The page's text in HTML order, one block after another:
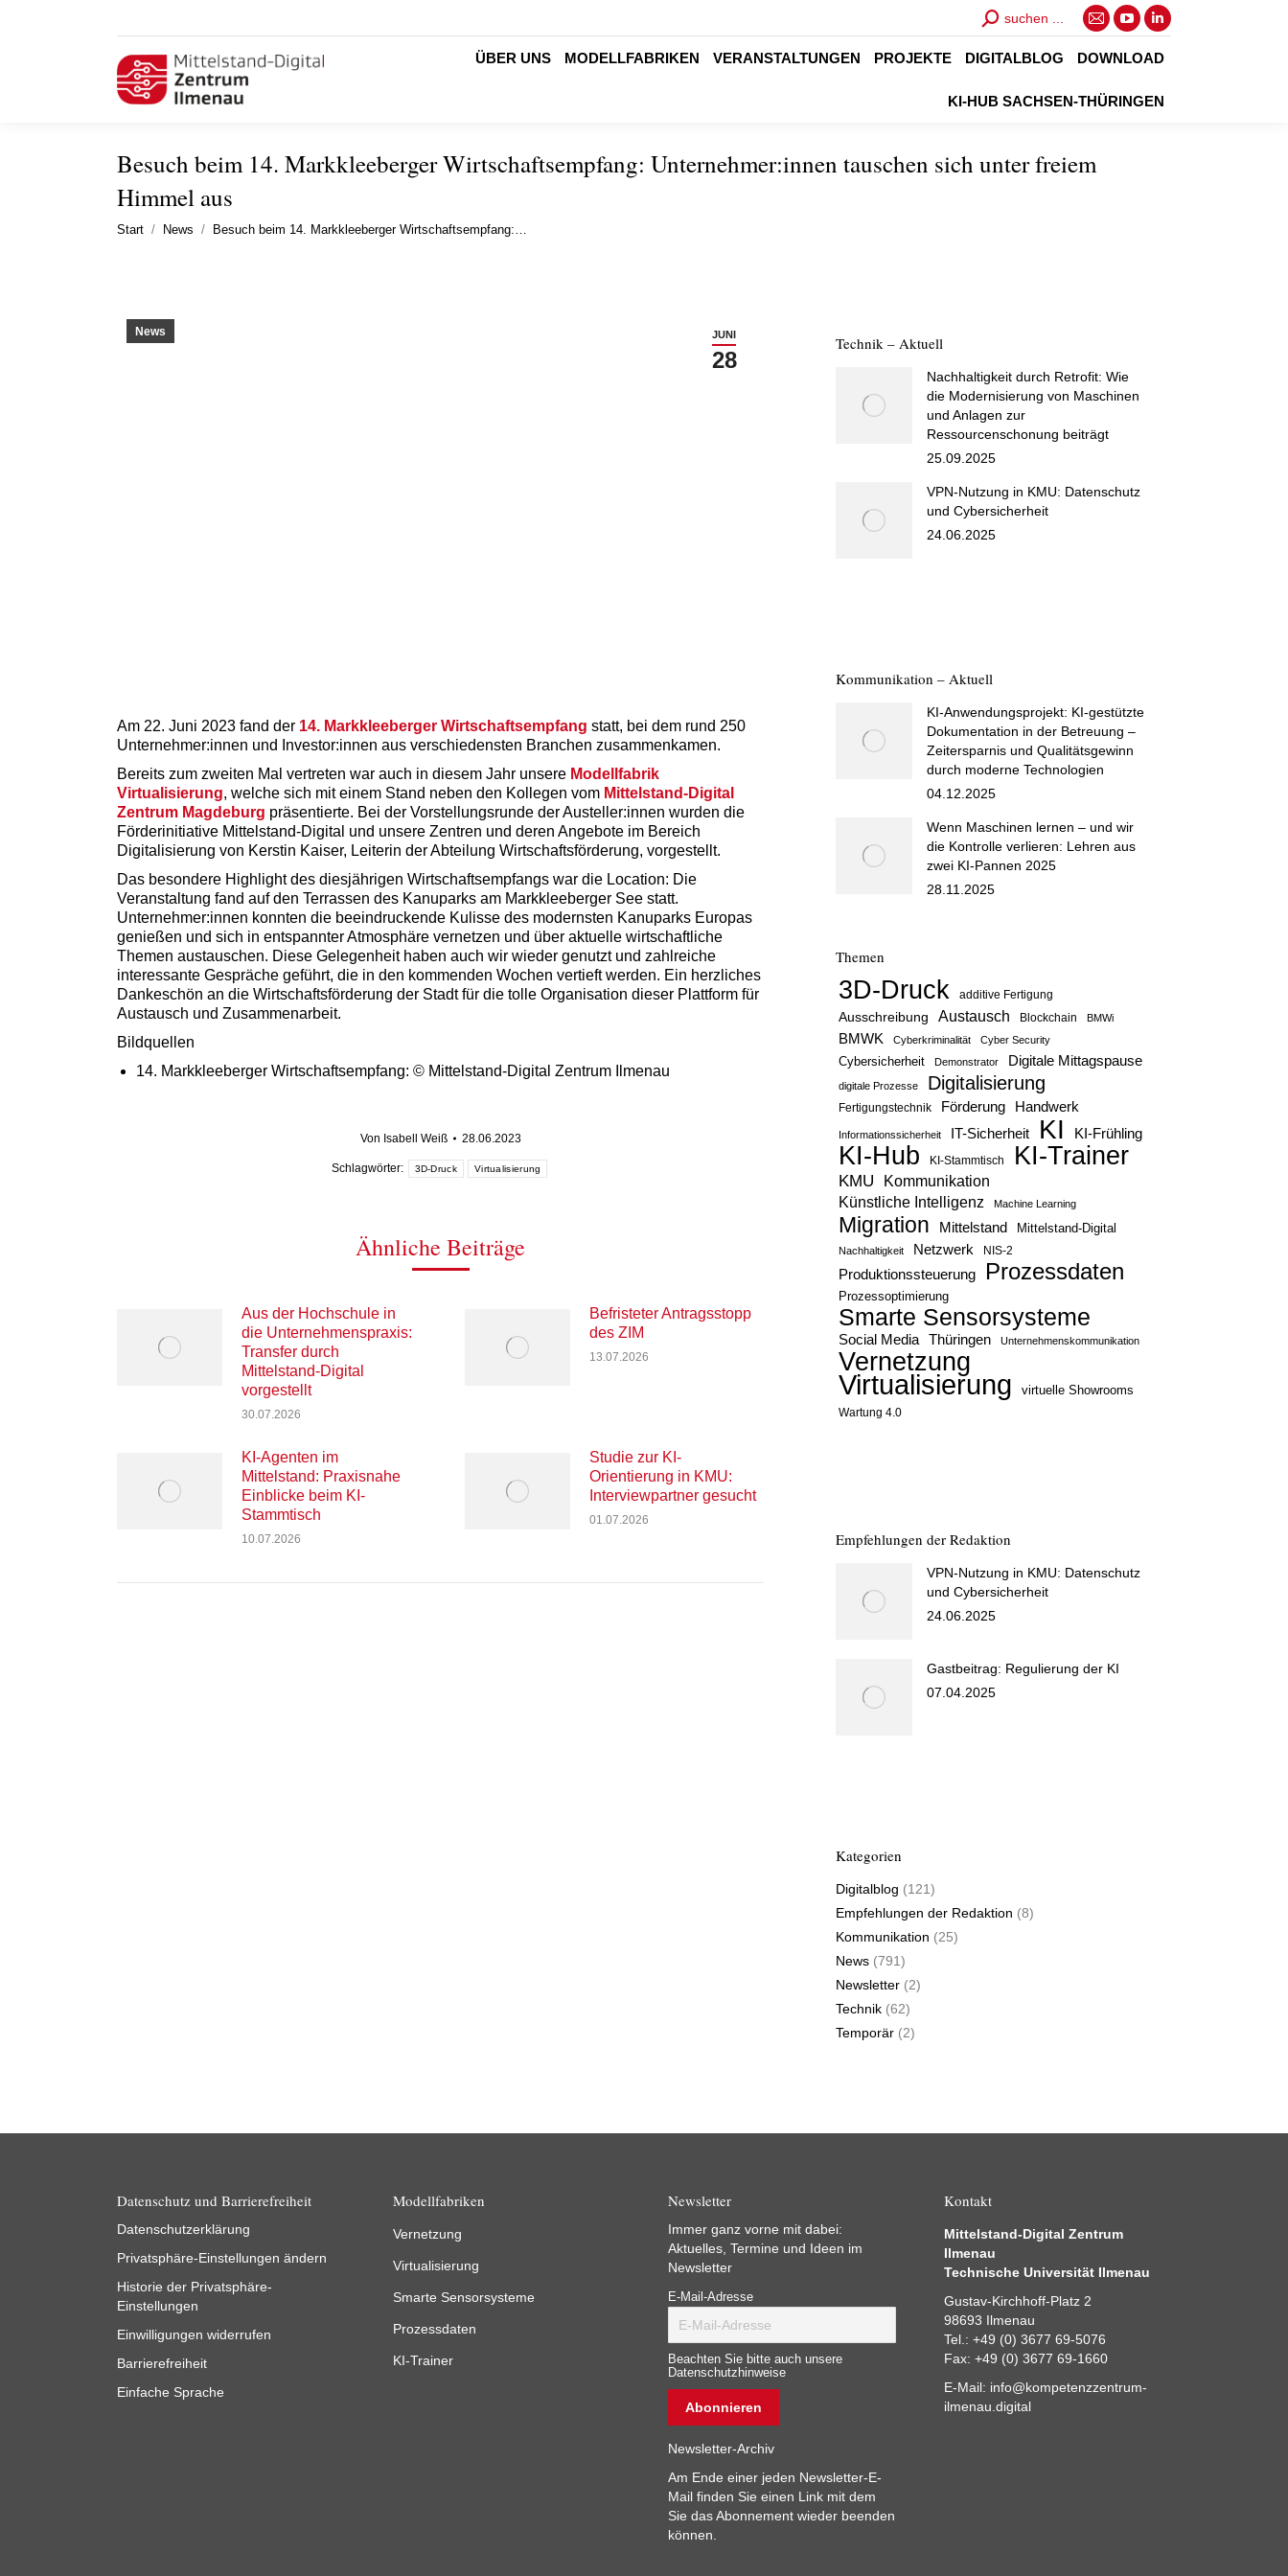
Search:
suchen ...
E-
Mail
opens
new
YouTube
page
in
Linkedin
page
in
ÜBER UNS MODELLFABRIKEN VERANSTALTUNGEN PROJEKTE DIGITALBLOG DOWNLOAD
KI-HUB SACHSEN-THÜRINGEN
Besuch beim 14. Markkleeberger Wirtschaftsempfang: Unternehmer:innen tauschen sich unter freiem
Himmel aus
Sie befinden sich hier:
Start News Besuch beim 14. Markkleeberger Wirtschaftsempfang:…
JUNI
28
News
Am 22. Juni 2023 fand der 14. Markkleeberger Wirtschaftsempfang statt, bei dem rund 250
Unternehmer:innen und Investor:innen aus verschiedensten Branchen zusammenkamen.
Bereits zum zweiten Mal vertreten war auch in diesem Jahr unsere Modellfabrik
Virtualisierung, welche sich mit einem Stand neben den Kollegen vom Mittelstand-Digital
Zentrum Magdeburg präsentierte. Bei der Vorstellungsrunde der Austeller:innen wurden die
Förderinitiative Mittelstand-Digital und unsere Zentren und deren Angebote im Bereich
Digitalisierung von Kerstin Kaiser, Leiterin der Abteilung Wirtschaftsförderung, vorgestellt.
Das besondere Highlight des diesjährigen Wirtschaftsempfangs war die Location: Die
Veranstaltung fand auf den Terrassen des Kanuparks am Markkleeberger See statt.
Unternehmer:innen konnten die beeindruckende Kulisse des modernsten Kanuparks Europas
genießen und sich in entspannter Atmosphäre vernetzen und über aktuelle wirtschaftliche
Themen austauschen. Diese Gelegenheit haben auch wir wieder genutzt und zahlreiche
interessante Gespräche geführt, die in den kommenden Wochen vertieft werden. Ein herzliches
Dankeschön an die Wirtschaftsförderung der Stadt für die tolle Organisation dieser Plattform für
Austausch und Zusammenarbeit.
Bildquellen
14. Markkleeberger Wirtschaftsempfang: © Mittelstand-Digital Zentrum Ilmenau
Von Isabell Weiß 28.06.2023
Schlagwörter: 3D-Druck Virtualisierung
Ähnliche Beiträge
Aus der Hochschule in
die Unternehmenspraxis:
Transfer durch
Mittelstand-Digital
vorgestellt
30.07.2026
Befristeter Antragsstopp
des ZIM
13.07.2026
KI-Agenten im
Mittelstand: Praxisnahe
Einblicke beim KI-
Stammtisch
10.07.2026
Studie zur KI-
Orientierung in KMU:
Interviewpartner gesucht
01.07.2026
Technik – Aktuell
Nachhaltigkeit durch Retrofit: Wie
die Modernisierung von Maschinen
und Anlagen zur
Ressourcenschonung beiträgt
25.09.2025
VPN-Nutzung in KMU: Datenschutz
und Cybersicherheit
24.06.2025
Kommunikation – Aktuell
KI-Anwendungsprojekt: KI-gestützte
Dokumentation in der Betreuung –
Zeitersparnis und Qualitätsgewinn
durch moderne Technologien
04.12.2025
Wenn Maschinen lernen – und wir
die Kontrolle verlieren: Lehren aus
zwei KI-Pannen 2025
28.11.2025
Themen
3D-Druck additive Fertigung
Ausschreibung Austausch Blockchain BMWi
BMWK Cyberkriminalität Cyber Security
Cybersicherheit Demonstrator Digitale Mittagspause
digitale Prozesse Digitalisierung
Fertigungstechnik Förderung Handwerk
Informationssicherheit IT-Sicherheit KI KI-Frühling
KI-Hub KI-Stammtisch KI-Trainer
KMU
Kommunikation
Künstliche Intelligenz
Machine Learning
Migration Mittelstand Mittelstand-Digital
Nachhaltigkeit Netzwerk NIS-2
Produktionssteuerung Prozessdaten
Prozessoptimierung
Smarte Sensorsysteme
Social Media Thüringen Unternehmenskommunikation
Vernetzung
Virtualisierung
virtuelle Showrooms
Wartung 4.0
Empfehlungen der Redaktion
VPN-Nutzung in KMU: Datenschutz
und Cybersicherheit
24.06.2025
Gastbeitrag: Regulierung der KI
07.04.2025
Kategorien
Digitalblog (121)
Empfehlungen der Redaktion (8)
Kommunikation (25)
News (791)
Newsletter (2)
Technik (62)
Temporär (2)
Datenschutz und Barrierefreiheit
Datenschutzerklärung
Privatsphäre-Einstellungen ändern
Historie der Privatsphäre-
Einstellungen
Einwilligungen widerrufen
Barrierefreiheit
Einfache Sprache
Modellfabriken
Vernetzung
Virtualisierung
Smarte Sensorsysteme
Prozessdaten
KI-Trainer
Newsletter
Immer ganz vorne mit dabei:
Aktuelles, Termine und Ideen im
Newsletter
E-Mail-Adresse
Beachten Sie bitte auch unsere
Datenschutzhinweise
Newsletter-Archiv
Am Ende einer jeden Newsletter-E-
Mail finden Sie einen Link mit dem
Sie das Abonnement wieder beenden
können.
Kontakt
Mittelstand-Digital Zentrum
Ilmenau
Technische Universität Ilmenau
Gustav-Kirchhoff-Platz 2
98693 Ilmenau
Tel.: +49 (0) 3677 69-5076
Fax: +49 (0) 3677 69-1660
E-Mail: info@kompetenzzentrum-
ilmenau.digital